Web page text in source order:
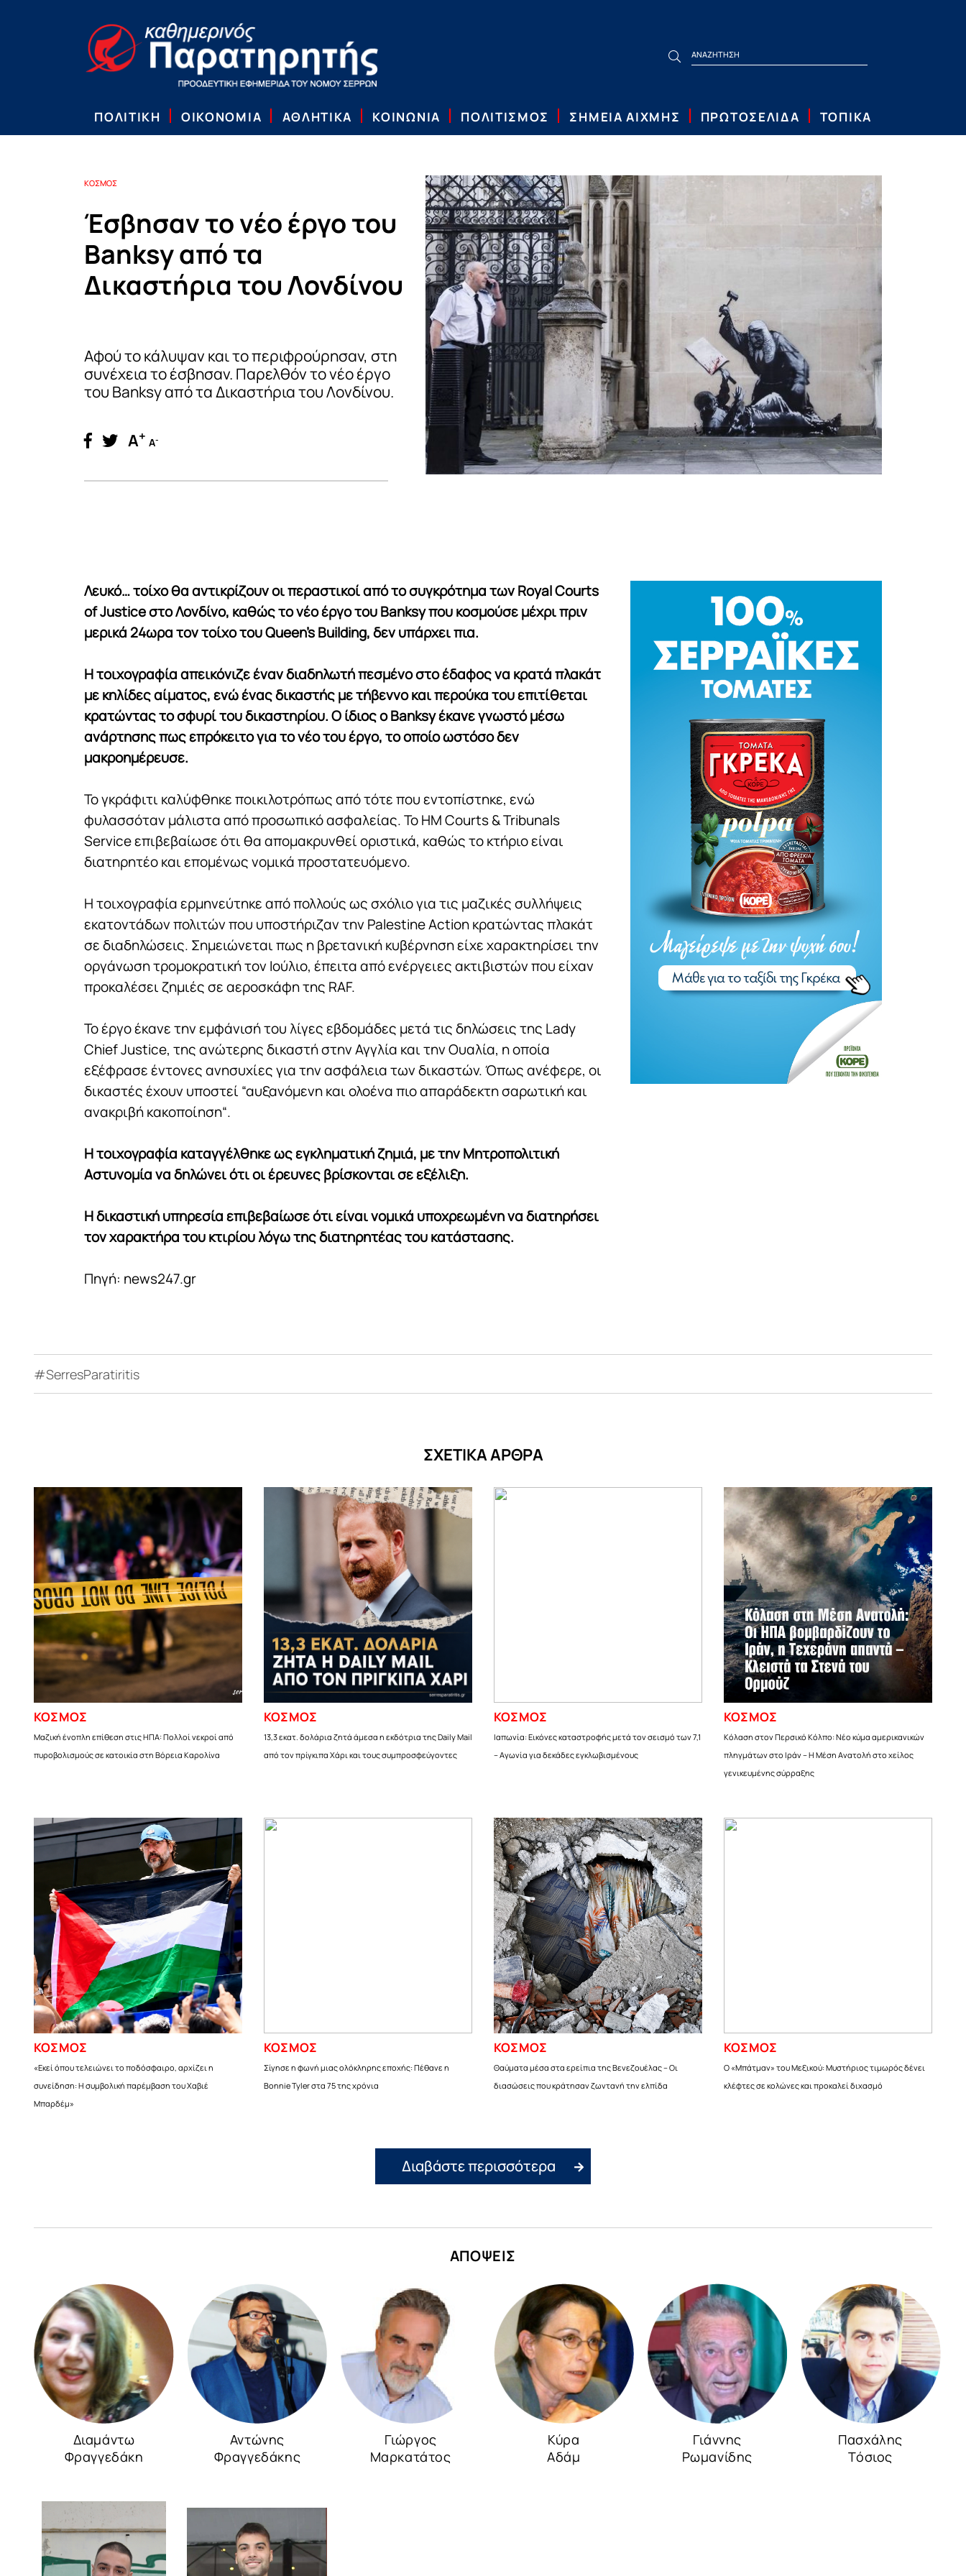
ΠΟΛΙΤΙΚΗ ΟΙΚΟΝΟΜΙΑ ΑΘΛΗΤΙΚΑ ΚΟΙΝΩΝΙΑ ΠΟΛΙΤΙΣΜΟΣ ΣΗΜΕΙΑ ΑΙΧΜΗΣ ΠΡΩΤΟΣΕΛΙΔΑ ΤΟΠΙΚΑ
ΚΟΣΜΟΣ
Έσβησαν το νέο έργο του
Banksy από τα
Δικαστήρια του Λονδίνου
Αφού το κάλυψαν και το περιφρούρησαν, στη
συνέχεια το έσβησαν. Παρελθόν το νέο έργο
του Banksy από τα Δικαστήρια του Λονδίνου.
A+ A-
Λευκό… τοίχο θα αντικρίζουν οι περαστικοί από το συγκρότημα των Royal Courts
of Justice στο Λονδίνο, καθώς το νέο έργο του Banksy που κοσμούσε μέχρι πριν
μερικά 24ωρα τον τοίχο του Queen’s Building, δεν υπάρχει πια.
Η τοιχογραφία απεικόνιζε έναν διαδηλωτή πεσμένο στο έδαφος να κρατά πλακάτ
με κηλίδες αίματος, ενώ ένας δικαστής με τήβεννο και περούκα του επιτίθεται
κρατώντας το σφυρί του δικαστηρίου. Ο ίδιος ο Banksy έκανε γνωστό μέσω
ανάρτησης πως επρόκειτο για το νέο του έργο, το οποίο ωστόσο δεν
μακροημέρευσε.
Το γκράφιτι καλύφθηκε ποικιλοτρόπως από τότε που εντοπίστηκε, ενώ
φυλασσόταν μάλιστα από προσωπικό ασφαλείας. Το HM Courts & Tribunals
Service επιβεβαίωσε ότι θα απομακρυνθεί οριστικά, καθώς το κτήριο είναι
διατηρητέο και επομένως νομικά προστατευόμενο.
Η τοιχογραφία ερμηνεύτηκε από πολλούς ως σχόλιο για τις μαζικές συλλήψεις
εκατοντάδων πολιτών που υποστήριζαν την Palestine Action κρατώντας πλακάτ
σε διαδηλώσεις. Σημειώνεται πως η βρετανική κυβέρνηση είχε χαρακτηρίσει την
οργάνωση τρομοκρατική τον Ιούλιο, έπειτα από ενέργειες ακτιβιστών που είχαν
προκαλέσει ζημιές σε αεροσκάφη της RAF.
To έργο έκανε την εμφάνισή του λίγες εβδομάδες μετά τις δηλώσεις της Lady
Chief Justice, της ανώτερης δικαστή στην Αγγλία και την Ουαλία, η οποία
εξέφρασε έντονες ανησυχίες για την ασφάλεια των δικαστών. Όπως ανέφερε, οι
δικαστές έχουν υποστεί “αυξανόμενη και ολοένα πιο απαράδεκτη σαρωτική και
ανακριβή κακοποίηση“.
Η τοιχογραφία καταγγέλθηκε ως εγκληματική ζημιά, με την Μητροπολιτική
Αστυνομία να δηλώνει ότι οι έρευνες βρίσκονται σε εξέλιξη.
Η δικαστική υπηρεσία επιβεβαίωσε ότι είναι νομικά υποχρεωμένη να διατηρήσει
τον χαρακτήρα του κτιρίου λόγω της διατηρητέας του κατάστασης.
Πηγή: news247.gr
#SerresParatiritis
ΣΧΕΤΙΚΑ ΑΡΘΡΑ
ΚΟΣΜΟΣ
Μαζική ένοπλη επίθεση στις ΗΠΑ: Πολλοί νεκροί από
πυροβολισμούς σε κατοικία στη Βόρεια Καρολίνα
ΚΟΣΜΟΣ
13,3 εκατ. δολάρια ζητά άμεσα η εκδότρια της Daily Mail
από τον πρίγκιπα Χάρι και τους συμπροσφεύγοντες
ΚΟΣΜΟΣ
Ιαπωνία: Εικόνες καταστροφής μετά τον σεισμό των 7,1
– Αγωνία για δεκάδες εγκλωβισμένους
ΚΟΣΜΟΣ
Κόλαση στον Περσικό Κόλπο: Νέο κύμα αμερικανικών
πληγμάτων στο Ιράν – Η Μέση Ανατολή στο χείλος
γενικευμένης σύρραξης
ΚΟΣΜΟΣ
«Εκεί όπου τελειώνει το ποδόσφαιρο, αρχίζει η
συνείδηση: Η συμβολική παρέμβαση του Χαβιέ
Μπαρδέμ»
ΚΟΣΜΟΣ
Σίγησε η φωνή μιας ολόκληρης εποχής: Πέθανε η
Bonnie Tyler στα 75 της χρόνια
ΚΟΣΜΟΣ
Θαύματα μέσα στα ερείπια της Βενεζουέλας – Οι
διασώσεις που κράτησαν ζωντανή την ελπίδα
ΚΟΣΜΟΣ
Ο «Μπάτμαν» του Μεξικού: Μυστήριος τιμωρός δένει
κλέφτες σε κολώνες και προκαλεί διχασμό
Διαβάστε περισσότερα
ΑΠΟΨΕΙΣ
Διαμάντω
Φραγγεδάκη
Αντώνης
Φραγγεδάκης
Γιώργος
Μαρκατάτος
Κύρα
Αδάμ
Γιάννης
Ρωμανίδης
Πασχάλης
Τόσιος